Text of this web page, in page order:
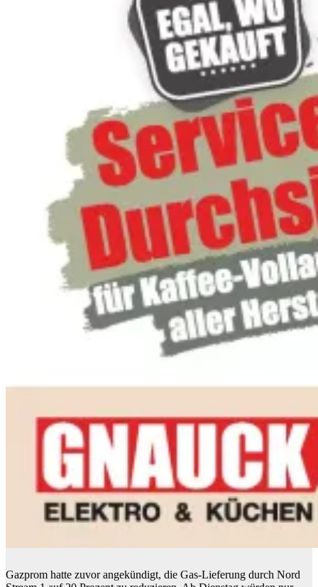
Gazprom hatte zuvor angekündigt, die Gas-Lieferung durch Nord